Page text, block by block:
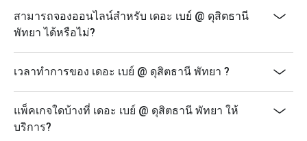
สามารถจองออนไลน์สำหรับ เดอะ เบย์ @ ดุสิตธานี
พัทยา ได้หรือไม่?
เวลาทำการของ เดอะ เบย์ @ ดุสิตธานี พัทยา ?
แพ็คเกจใดบ้างที่ เดอะ เบย์ @ ดุสิตธานี พัทยา ให้
บริการ?